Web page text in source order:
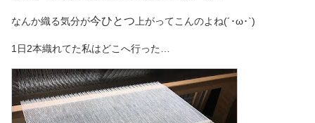
なんか織る気分が今ひとつ 上がってこんのよね(´･ω･`)
1日2本織れてた私はどこへ行った…